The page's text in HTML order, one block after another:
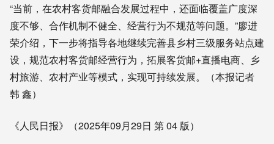
“当前，在农村客货邮融合发展过程中，还面临覆盖广度深
度不够、合作机制不健全、经营行为不规范等问题。”廖进
荣介绍，下一步将指导各地继续完善县乡村三级服务站点建
设，规范农村客货邮经营行为，拓展客货邮+直播电商、乡
村旅游、农村产业等模式，实现可持续发展。（本报记者
韩 鑫）
《人民日报》（2025年09月29日 第 04 版）